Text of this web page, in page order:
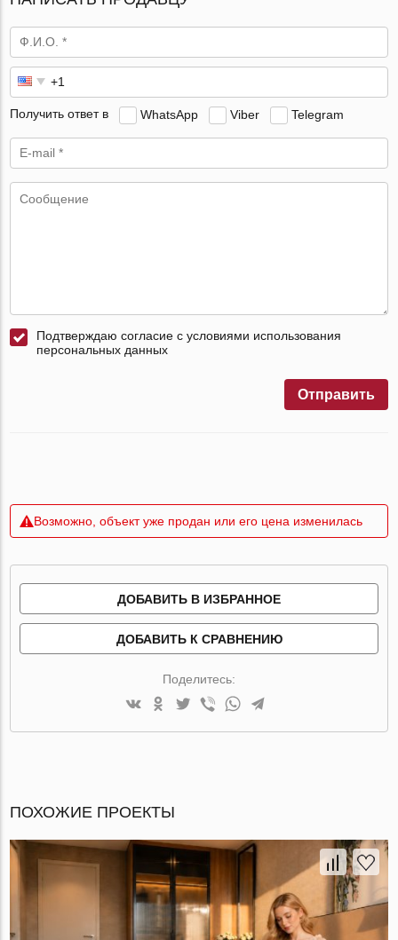
Получить ответ в WhatsApp Viber Telegram
Подтверждаю согласие с условиями использования
персональных данных
Отправить
Возможно, объект уже продан или его цена изменилась
ДОБАВИТЬ В ИЗБРАННОЕ
ДОБАВИТЬ К СРАВНЕНИЮ
Поделитесь:
ПОХОЖИЕ ПРОЕКТЫ